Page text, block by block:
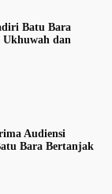
Batu Bara
Ukhuwah dan
Audiensi
Bara Bertanjak